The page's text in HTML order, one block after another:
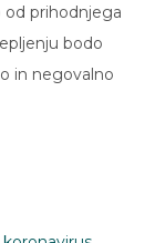
od prihodnjega
bodo
in negovalno